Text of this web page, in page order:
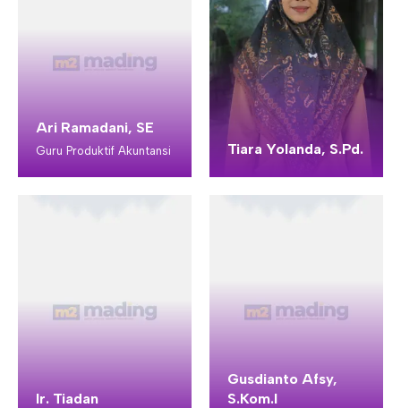
Ari Ramadani, SE
Guru Produktif Akuntansi Tiara Yolanda, S.Pd.
Ir. Tiadan
Gusdianto Afsy,
S.Kom.I